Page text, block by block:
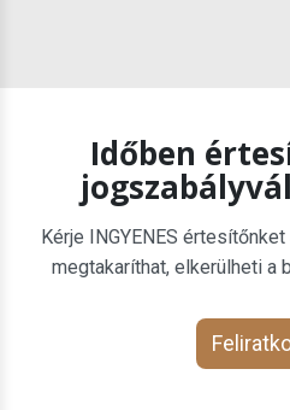
Időben
Kérje INGYENES
megtakaríthat, elkerülheti a